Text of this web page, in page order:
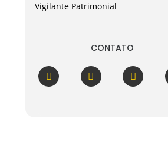
Vigilante Patrimonial
CONTATO